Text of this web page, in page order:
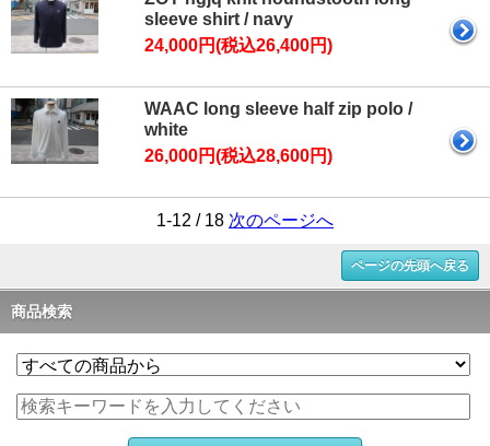
sleeve shirt / navy
24,000円(税込26,400円)
WAAC long sleeve half zip polo /
white
26,000円(税込28,600円)
1-12 / 18 次のページへ
ページの先頭へ戻る
商品検索